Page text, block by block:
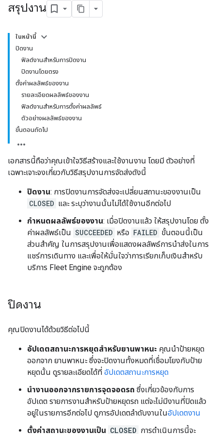
สรุปงาน
ในหน้านี้
ปิดงาน
ฟิลด์งานสำหรับการปิดงาน
ปิดงานโดยตรง
ตั้งค่าผลลัพธ์ของงาน
รายละเอียดผลลัพธ์ของงาน
ฟิลด์งานสำหรับการตั้งค่าผลลัพธ์
ตัวอย่างผลลัพธ์ของงาน
ขั้นตอนถัดไป
เอกสารนี้ถือว่าคุณเข้าใจวิธีสร้างและใช้งานงาน โดยมี ตัวอย่างที่
เฉพาะเจาะจงเกี่ยวกับวิธีสรุปงานการจัดส่งดังนี้
ปิดงาน: การปิดงานการจัดส่งจะเปลี่ยนสถานะของงานเป็น
CLOSED และ ระบุว่างานนั้นไม่ได้ใช้งานอีกต่อไป
กำหนดผลลัพธ์ของงาน: เมื่อปิดงานแล้ว ให้สรุปงานโดย ตั้ง
ค่าผลลัพธ์เป็น SUCCEEDED หรือ FAILED ขั้นตอนนี้เป็น
ส่วนสำคัญ ในการสรุปงานเพื่อแสดงผลลัพธ์การนำส่งในการ
แชร์การเดินทาง และเพื่อให้มั่นใจว่าการเรียกเก็บเงินสำหรับ
บริการ Fleet Engine จะถูกต้อง
ปิดงาน
คุณปิดงานได้ด้วยวิธีต่อไปนี้
อัปเดตสถานะการหยุดสำหรับยานพาหนะ คุณนำป้ายหยุด
ออกจาก ยานพาหนะ ซึ่งจะปิดงานทั้งหมดที่เชื่อมโยงกับป้าย
หยุดนั้น ดูรายละเอียดได้ที่ อัปเดตสถานะการหยุด
นำงานออกจากรายการจุดจอดรถ ซึ่งเกี่ยวข้องกับการ
อัปเดต รายการงานสำหรับป้ายหยุดรถ แต่จะไม่มีงานที่ปิดแล้ว
อยู่ในรายการอีกต่อไป ดูการอัปเดตลำดับงานในอัปเดตงาน
ตั้งค่าสถานะของงานเป็น CLOSED การดำเนินการนี้จะ